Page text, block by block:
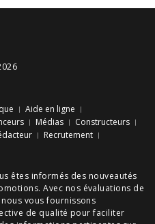
Aide en ligne
Médias
Constructeurs
Recrutement
êtes informés des nouveautés
. Avec nos évaluations de
nous vous fournissons
de qualité pour faciliter